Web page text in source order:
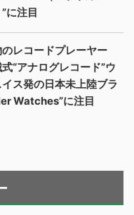
に注目
のレコードプレーヤー
式“アナログレコード”ウ
ス発の日本未上陸ブラ
Watches”に注目